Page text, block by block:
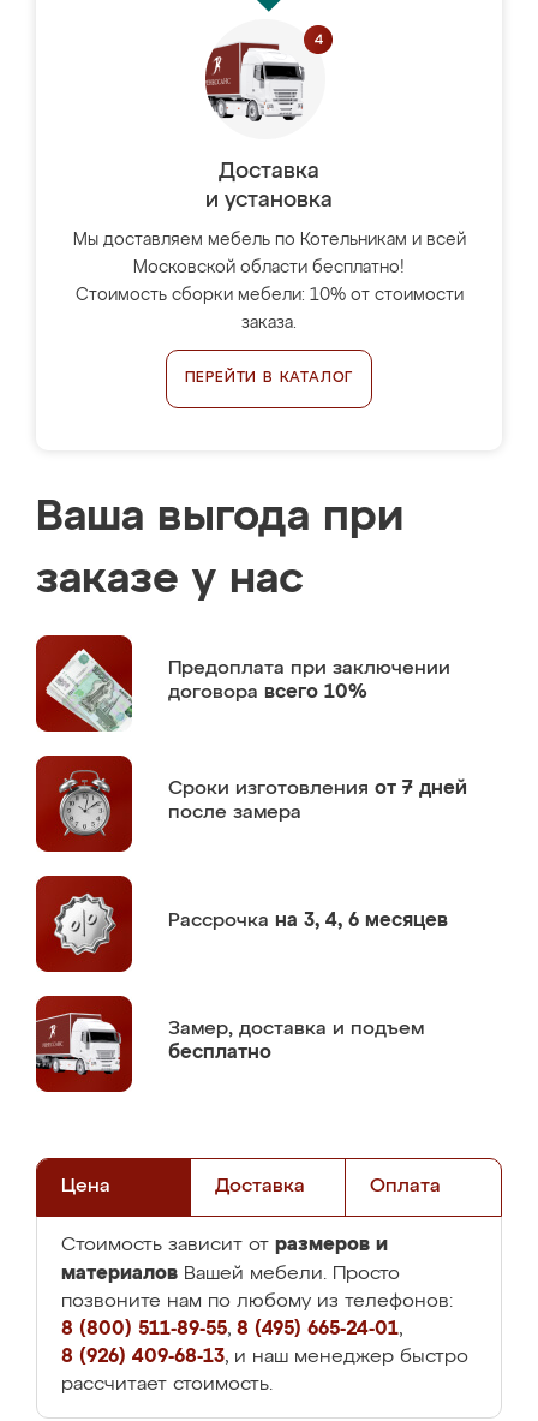
Доставка
и установка
Мы доставляем мебель по Котельникам и всей
Московской области бесплатно!
Стоимость сборки мебели: 10% от стоимости
заказа.
ПЕРЕЙТИ В КАТАЛОГ
Ваша выгода при
заказе у нас
Предоплата при заключении
договора всего 10%
Сроки изготовления от 7 дней
после замера
Рассрочка на 3, 4, 6 месяцев
Замер, доставка и подъем
бесплатно
Цена Доставка Оплата
Стоимость зависит от размеров и
материалов Вашей мебели. Просто
позвоните нам по любому из телефонов:
8 (800) 511-89-55, 8 (495) 665-24-01,
8 (926) 409-68-13, и наш менеджер быстро
рассчитает стоимость.